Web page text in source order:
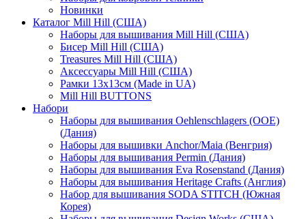
Новинки
Каталог Mill Hill (США)
Наборы для вышивания Mill Hill (США)
Бисер Mill Hill (США)
Treasures Mill Hill (США)
Аксессуары Mill Hill (США)
Рамки 13х13см (Made in UA)
Mill Hill BUTTONS
Набори
Наборы для вышивания Oehlenschlagers (OOE)
(Дания)
Наборы для вышивки Anchor/Maia (Венгрия)
Наборы для вышивания Permin (Дания)
Наборы для вышивания Eva Rosenstand (Дания)
Наборы для вышивания Heritage Crafts (Англия)
Набор для вышивания SODA STITCH (Южная
Корея)